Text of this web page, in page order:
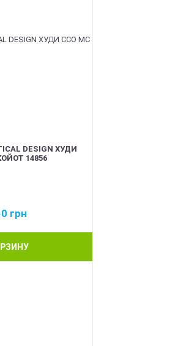
DESIGN ХУДИ
14856
грн